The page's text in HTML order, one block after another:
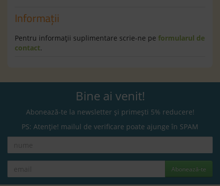
Informaţii
Pentru informaţii suplimentare scrie-ne pe formularul de
contact.
Bine ai venit!
Abonează-te la newsletter și primești 5% reducere!
PS: Atenție! mailul de verificare poate ajunge în SPAM
Abonează-te